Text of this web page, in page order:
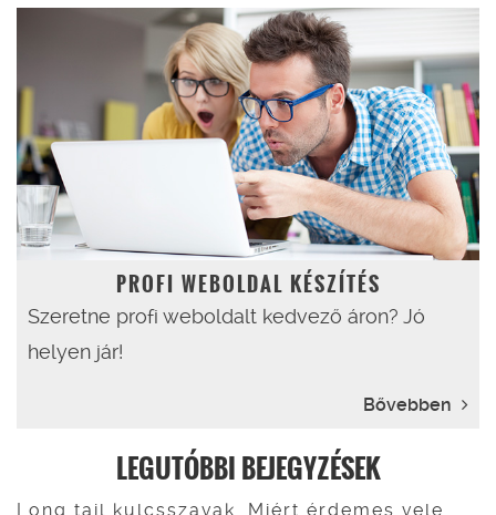
PROFI WEBOLDAL KÉSZÍTÉS
Szeretne profi weboldalt kedvező áron? Jó
helyen jár!
Bővebben
LEGUTÓBBI BEJEGYZÉSEK
Long tail kulcsszavak. Miért érdemes vele